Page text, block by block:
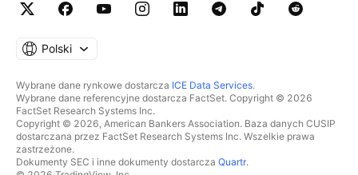
Polski
Wybrane dane rynkowe dostarcza ICE Data Services.
Wybrane dane referencyjne dostarcza FactSet. Copyright © 2026
FactSet Research Systems Inc.
Copyright © 2026, American Bankers Association. Baza danych CUSIP
dostarczana przez FactSet Research Systems Inc. Wszelkie prawa
zastrzeżone.
Dokumenty SEC i inne dokumenty dostarcza Quartr.